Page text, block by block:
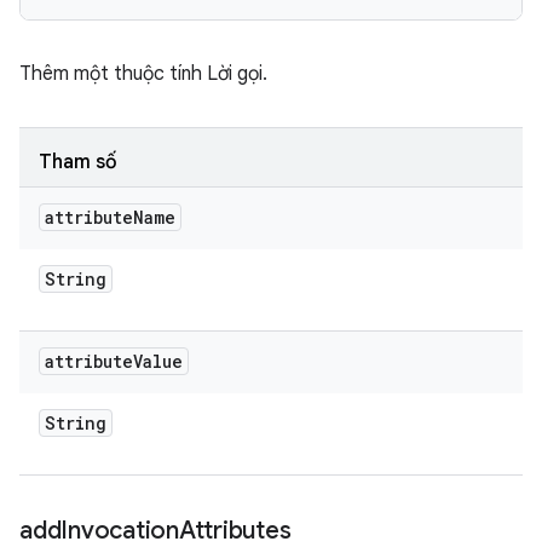
Thêm một thuộc tính Lời gọi.
Tham số
attributeName
String
attributeValue
String
addInvocationAttributes